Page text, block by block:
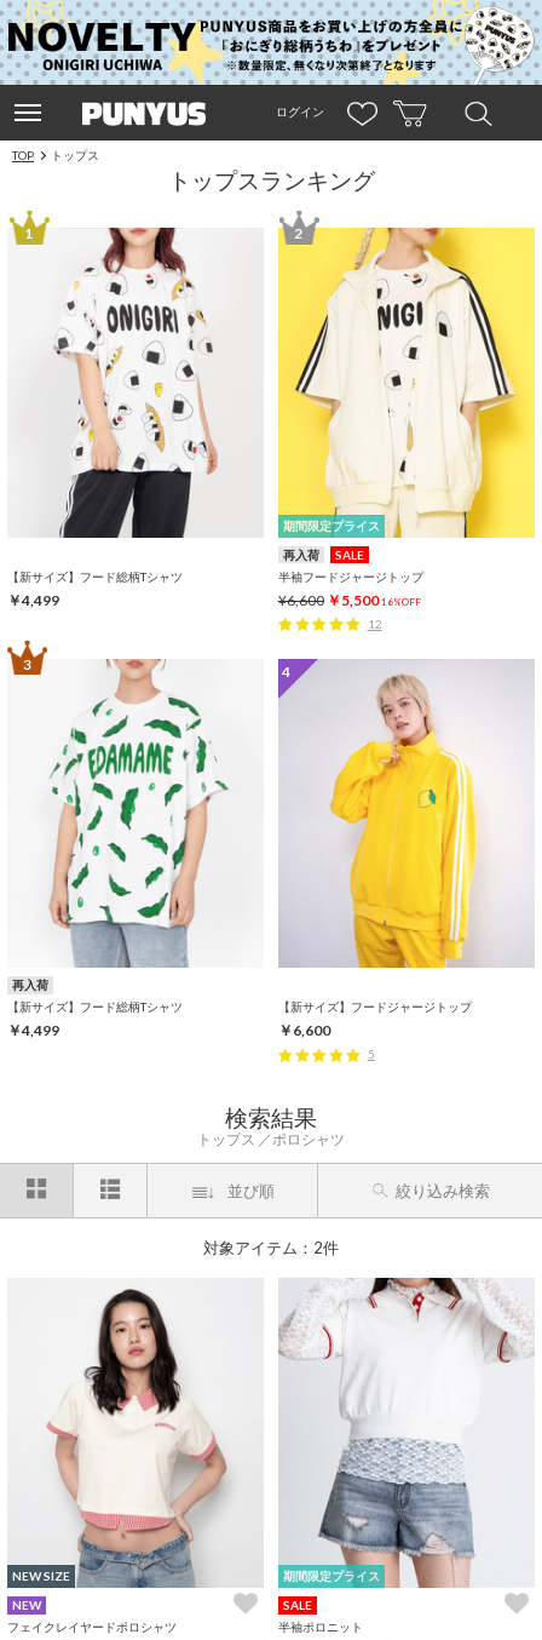
ログイン
TOP トップス
トップスランキング
1
【新サイズ】フード総柄Tシャツ
￥4,499
期間限定プライス
2
再入荷
SALE
半袖フードジャージトップ
¥6,600 ￥5,500 16%OFF
12
3
再入荷
【新サイズ】フード総柄Tシャツ
￥4,499
4
【新サイズ】フードジャージトップ
￥6,600
5
検索結果
トップス ポロシャツ
並び順 絞り込み検索
対象アイテム：2件
NEW SIZE
NEW
フェイクレイヤードポロシャツ
期間限定プライス
SALE
半袖ポロニット